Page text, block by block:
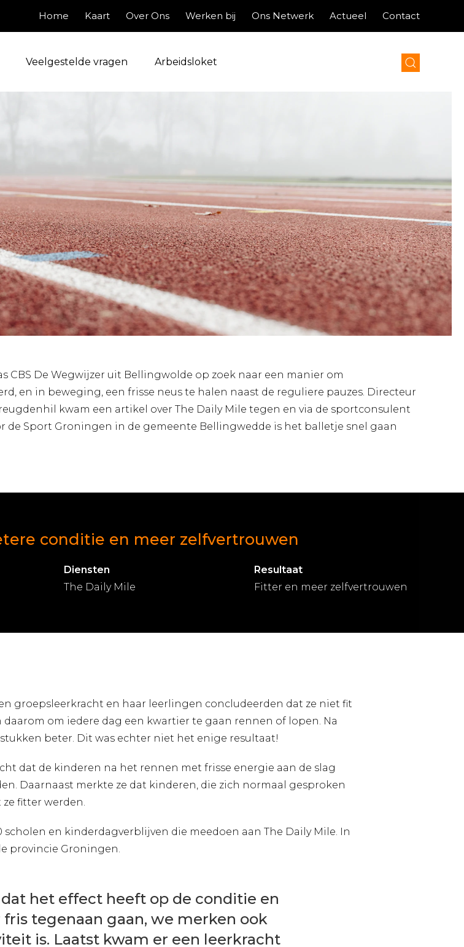
Home Kaart Over Ons Werken bij Ons Netwerk Actueel Contact
Veelgestelde vragen Arbeidsloket
CBS De Wegwijzer uit Bellingwolde op zoek naar een manier om
en in beweging, een frisse neus te halen naast de reguliere pauzes. Directeur
kwam een artikel over The Daily Mile tegen en via de sportconsulent
de Sport Groningen in de gemeente Bellingwedde is het balletje snel gaan
conditie en meer zelfvertrouwen
Diensten
The Daily Mile
Resultaat
Fitter en meer zelfvertrouwen
groepsleerkracht en haar leerlingen concludeerden dat ze niet fit
om iedere dag een kwartier te gaan rennen of lopen. Na
beter. Dit was echter niet het enige resultaat!
dat de kinderen na het rennen met frisse energie aan de slag
Daarnaast merkte ze dat kinderen, die zich normaal gesproken
fitter werden.
en kinderdagverblijven die meedoen aan The Daily Mile. In
provincie Groningen.
het effect heeft op de conditie en
tegenaan gaan, we merken ook
is. Laatst kwam er een leerkracht